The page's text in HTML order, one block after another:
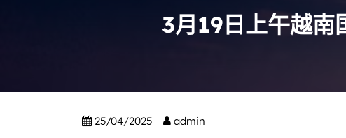
3月19日上午越南
25/04/2025 admin